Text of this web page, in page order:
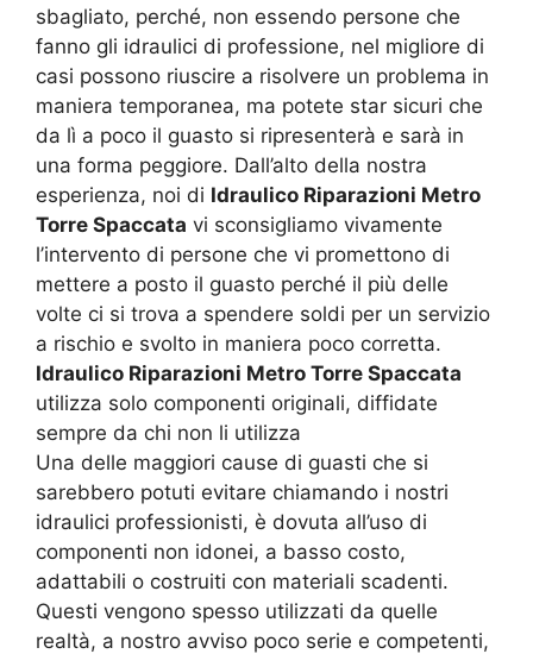
sbagliato, perché, non essendo persone che
fanno gli idraulici di professione, nel migliore di
casi possono riuscire a risolvere un problema in
maniera temporanea, ma potete star sicuri che
da lì a poco il guasto si ripresenterà e sarà in
una forma peggiore. Dall’alto della nostra
esperienza, noi di Idraulico Riparazioni Metro
Torre Spaccata vi sconsigliamo vivamente
l’intervento di persone che vi promettono di
mettere a posto il guasto perché il più delle
volte ci si trova a spendere soldi per un servizio
a rischio e svolto in maniera poco corretta.
Idraulico Riparazioni Metro Torre Spaccata
utilizza solo componenti originali, diffidate
sempre da chi non li utilizza
Una delle maggiori cause di guasti che si
sarebbero potuti evitare chiamando i nostri
idraulici professionisti, è dovuta all’uso di
componenti non idonei, a basso costo,
adattabili o costruiti con materiali scadenti.
Questi vengono spesso utilizzati da quelle
realtà, a nostro avviso poco serie e competenti,